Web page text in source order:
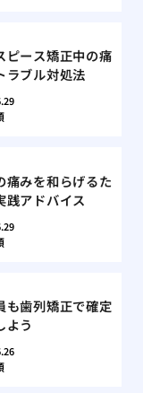
ピース矯正中の痛
ラブル対処法
痛みを和らげるた
践アドバイス
も歯列矯正で確定
よう